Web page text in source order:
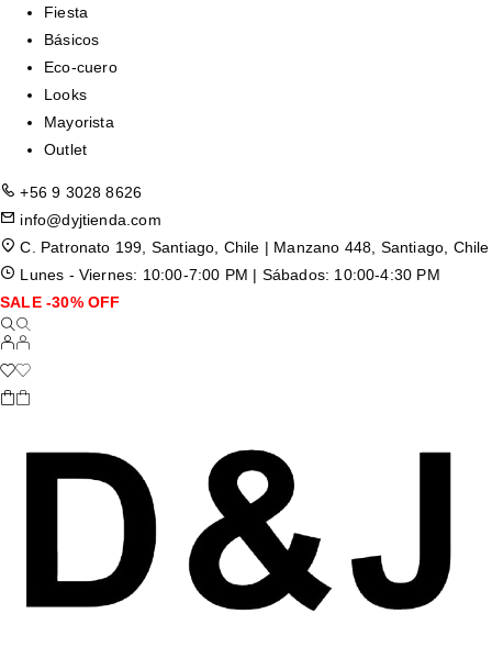
Fiesta
Básicos
Eco-cuero
Looks
Mayorista
Outlet
+56 9 3028 8626
info@dyjtienda.com
C. Patronato 199, Santiago, Chile | Manzano 448, Santiago, Chile
Lunes - Viernes: 10:00-7:00 PM | Sábados: 10:00-4:30 PM
SALE -30% OFF